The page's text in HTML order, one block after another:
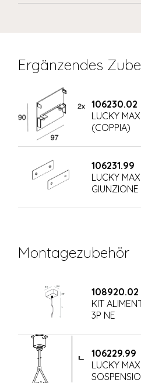
Ergänzendes
106230.02
LUCKY
(COPPIA)
106231.99
LUCKY
GIUNZIONE
Montagezubehör
108920.02
KIT
3P NE
106229.99
LUCKY